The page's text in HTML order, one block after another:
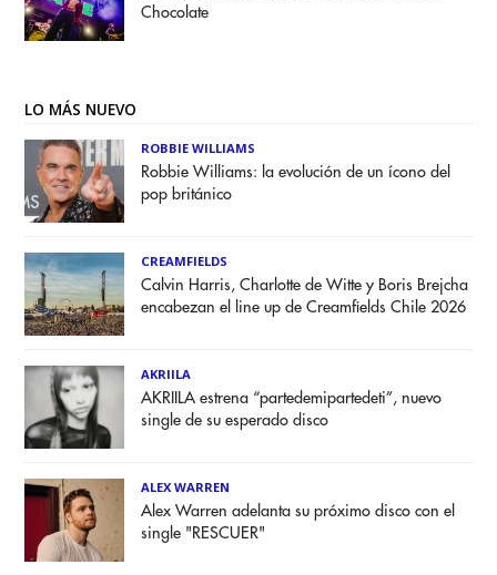
Chocolate
LO MÁS NUEVO
ROBBIE WILLIAMS
Robbie Williams: la evolución de un ícono del
pop británico
CREAMFIELDS
Calvin Harris, Charlotte de Witte y Boris Brejcha
encabezan el line up de Creamfields Chile 2026
AKRIILA
AKRIILA estrena “partedemipartedeti”, nuevo
single de su esperado disco
ALEX WARREN
Alex Warren adelanta su próximo disco con el
single "RESCUER"